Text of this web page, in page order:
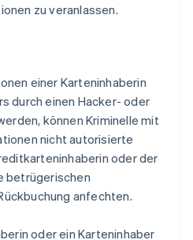
zu veranlassen.
einer Karteninhaberin
durch einen Hacker- oder
können Kriminelle mit
nicht autorisierte
oder der
betrügerischen
anfechten.
oder ein Karteninhaber